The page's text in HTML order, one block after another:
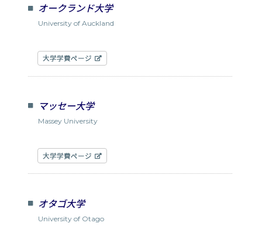
オークランド大学
University of Auckland
大学学費ページ
マッセー大学
Massey University
大学学費ページ
オタゴ大学
University of Otago